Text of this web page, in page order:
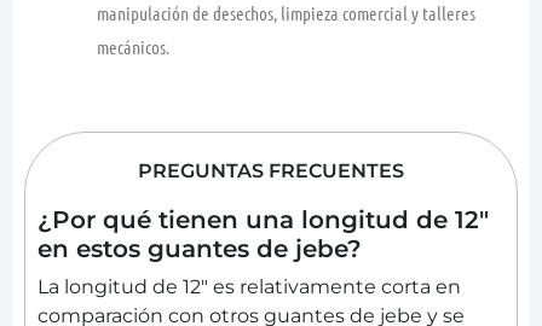
manipulación de desechos, limpieza comercial y talleres
mecánicos.
PREGUNTAS FRECUENTES
¿Por qué tienen una longitud de 12"
en estos guantes de jebe?
La longitud de 12" es relativamente corta en
comparación con otros guantes de jebe y se